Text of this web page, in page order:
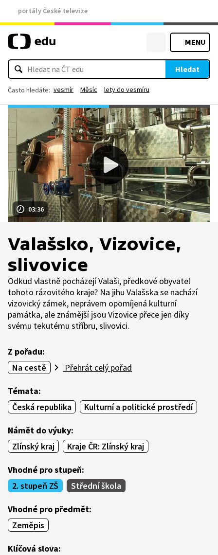
portály České televize
MENU
Hledat
Často hledáte: vesmír Měsíc lety do vesmíru
03:36
Valašsko, Vizovice,
slivovice
Odkud vlastně pocházejí Valaši, předkové obyvatel
tohoto rázovitého kraje? Na jihu Valašska se nachází
vizovický zámek, neprávem opomíjená kulturní
památka, ale známější jsou Vizovice přece jen díky
svému tekutému stříbru, slivovici.
Z pořadu:
Na cestě
Přehrát celý pořad
Témata:
Česká republika
Kulturní a politické prostředí
Námět do výuky:
Zlínský kraj
Kraje ČR: Zlínský kraj
Vhodné pro stupeň:
2. stupeň ZŠ
Střední škola
Vhodné pro předmět:
Zeměpis
Klíčová slova: